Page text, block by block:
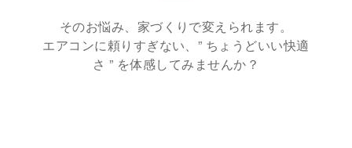
そのお悩み、家づくりで変えられます。
エアコンに頼りすぎない、” ちょうどいい快適
さ ” を体感してみませんか？